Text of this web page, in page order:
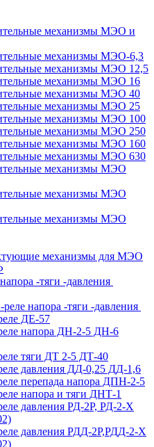
механизмы МЭО и
механизмы МЭО-6,3
механизмы МЭО 12,5
механизмы МЭО 16
механизмы МЭО 40
механизмы МЭО 25
механизмы МЭО 100
механизмы МЭО 250
механизмы МЭО 160
механизмы МЭО 630
механизмы МЭО
механизмы МЭО
механизмы МЭО
механизмы для МЭО
-тяги -давления
напора -тяги -давления
ДЕ-57
напора ДН-2-5 ДН-6
тяги ДТ 2-5 ДТ-40
давления ДД-0,25 ДД-1,6
перепада напора ДПН-2-5
напора и тяги ДНТ-1
давления РД-2Р, РД-2-Х
давления РДД-2Р,РДД-2-Х